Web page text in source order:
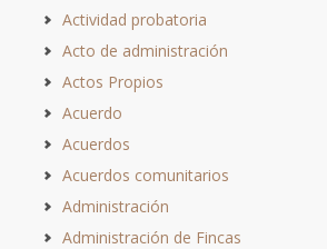
Actividad probatoria
Acto de administración
Actos Propios
Acuerdo
Acuerdos
Acuerdos comunitarios
Administración
Administración de Fincas